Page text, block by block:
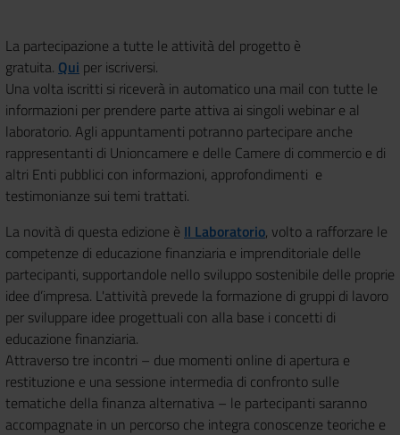
La partecipazione a tutte le attività del progetto è
gratuita. Qui per iscriversi.
Una volta iscritti si riceverà in automatico una mail con tutte le
informazioni per prendere parte attiva ai singoli webinar e al
laboratorio. Agli appuntamenti potranno partecipare anche
rappresentanti di Unioncamere e delle Camere di commercio e di
altri Enti pubblici con informazioni, approfondimenti e
testimonianze sui temi trattati.
La novità di questa edizione è Il Laboratorio, volto a rafforzare le
competenze di educazione finanziaria e imprenditoriale delle
partecipanti, supportandole nello sviluppo sostenibile delle proprie
idee d’impresa. L'attività prevede la formazione di gruppi di lavoro
per sviluppare idee progettuali con alla base i concetti di
educazione finanziaria.
Attraverso tre incontri – due momenti online di apertura e
restituzione e una sessione intermedia di confronto sulle
tematiche della finanza alternativa – le partecipanti saranno
accompagnate in un percorso che integra conoscenze teoriche e